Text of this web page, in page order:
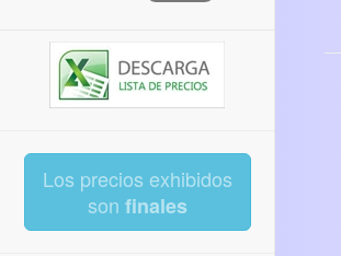
Los precios exhibidos
son finales